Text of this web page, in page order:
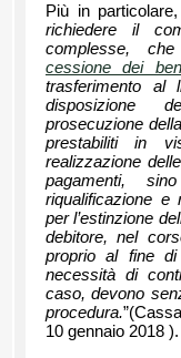
Più in particolare,
richiedere il
complesse,
cessione dei
trasferimento al
disposizione
prosecuzione
prestabiliti in
realizzazione
pagamenti,
riqualificazione e
per l’estinzione
debitore, nel
proprio al fine di
necessità di
caso, devono
procedura.
10 gennaio 2018 ).